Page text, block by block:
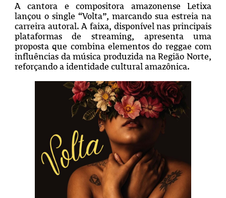
A cantora e compositora amazonense Letixa
lançou o single “Volta”, marcando sua estreia na
carreira autoral. A faixa, disponível nas principais
plataformas de streaming, apresenta uma
proposta que combina elementos do reggae com
influências da música produzida na Região Norte,
reforçando a identidade cultural amazônica.